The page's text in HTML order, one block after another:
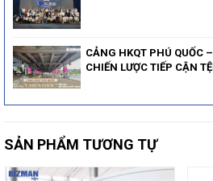
CẢNG HKQT PHÚ QUỐC
CHIẾN LƯỢC TIẾP CẬN
SẢN PHẨM TƯƠNG TỰ